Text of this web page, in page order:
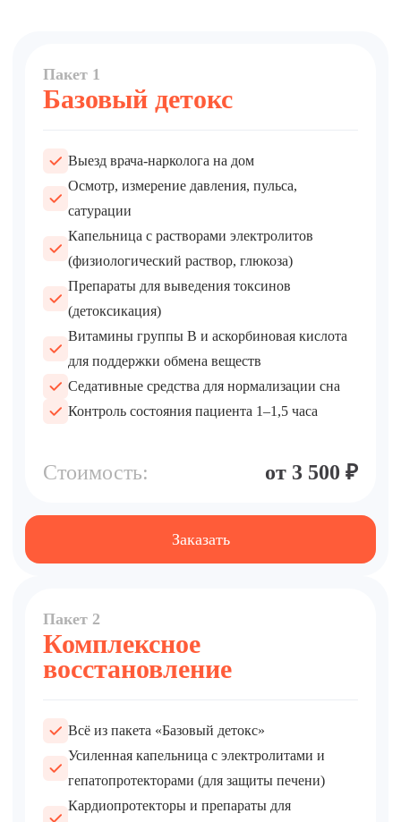
Пакет 1
Базовый детокс
Выезд врача-нарколога на дом
Осмотр, измерение давления, пульса,
сатурации
Капельница с растворами электролитов
(физиологический раствор, глюкоза)
Препараты для выведения токсинов
(детоксикация)
Витамины группы B и аскорбиновая кислота
для поддержки обмена веществ
Седативные средства для нормализации сна
Контроль состояния пациента 1–1,5 часа
Стоимость: от 3 500 ₽
Заказать
Пакет 2
Комплексное
восстановление
Всё из пакета «Базовый детокс»
Усиленная капельница с электролитами и
гепатопротекторами (для защиты печени)
Кардиопротекторы и препараты для